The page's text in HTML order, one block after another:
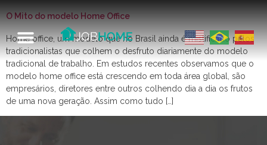
O Mito do modelo Home Office
Home office, um modelo que no Brasil ainda é mistificado pelos
tradicionalistas que colhem o desfruto diariamente do modelo
tradicional de trabalho. Em estudos recentes observamos que o
modelo home office está crescendo em toda área global, são
empresários, diretores entre outros colhendo dia a dia os frutos
de uma nova geração. Assim como tudo […]